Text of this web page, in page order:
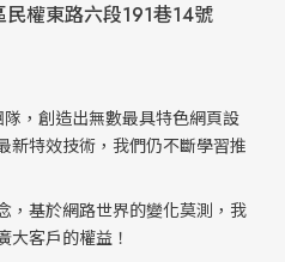
民權東路六段191巷14號
，創造出無數最具特色網頁設
新特效技術，我們仍不斷學習推
，基於網路世界的變化莫測，我
大客戶的權益！